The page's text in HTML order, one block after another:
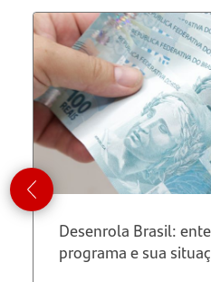
Desenrola Brasil:
programa e sua